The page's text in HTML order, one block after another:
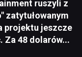
ruszyli z
zatytułowanym
projektu jeszcze
Za 48 dolarów...